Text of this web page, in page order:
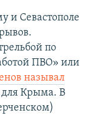
и Севастополе
по
ПВО» или
называл
для Крыма. В